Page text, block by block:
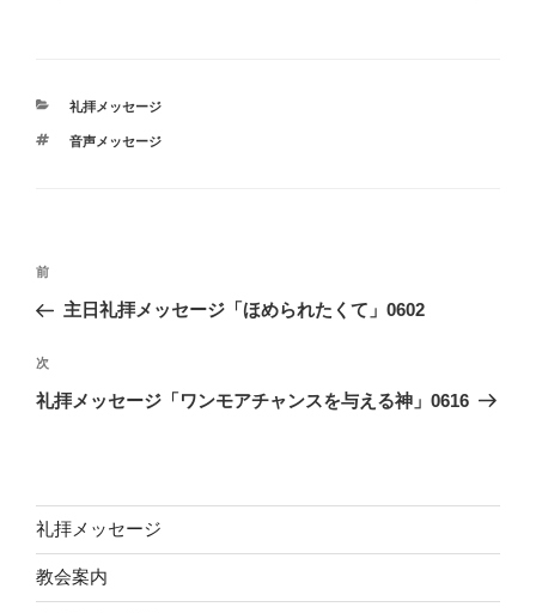
カ
ゴ
礼拝メッセージ
タ
音声メッセージ
投
ナ
ビ
ゲ
ン
前
の
稿
前
主日礼拝メッセージ「ほめられたくて」0602
次
の
次
礼拝メッセージ「ワンモアチャンスを与える神」0616
礼拝メッセージ
教会案内